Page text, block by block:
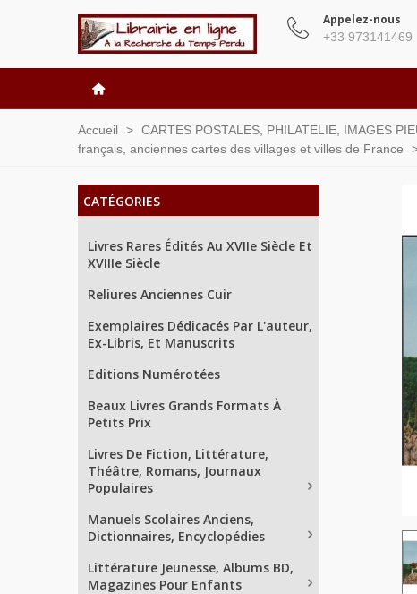
Appelez-nous
+33 973141469
Accueil > CARTES POSTALES, PHILATELIE, IMAGES
français, anciennes cartes des villages et villes de France
CATÉGORIES
Livres Rares Édités Au XVIIe Siècle Et
XVIIIe Siècle
Reliures Anciennes Cuir
Exemplaires Dédicacés Par L'auteur,
Ex-Libris, Et Manuscrits
Editions Numérotées
Beaux Livres Grands Formats À
Petits Prix
Livres De Fiction, Littérature,
Théâtre, Romans, Journaux
Populaires
Manuels Scolaires Anciens,
Dictionnaires, Encyclopédies
Littérature Jeunesse, Albums BD,
Magazines Pour Enfants